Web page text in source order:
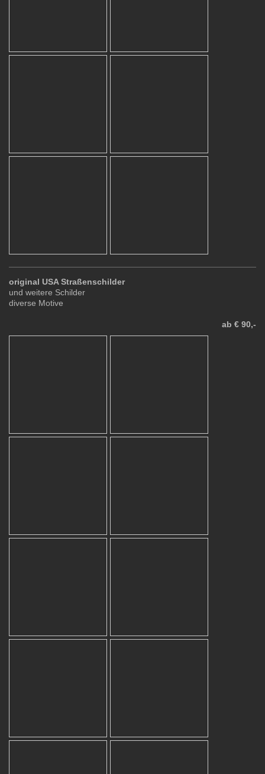
original USA Straßenschilder
und weitere Schilder
diverse Motive
ab € 90,-